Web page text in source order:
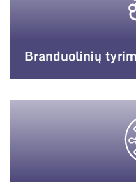
Branduolinių